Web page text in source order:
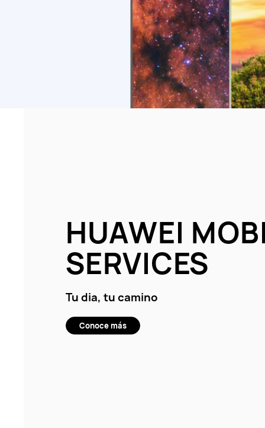
HUAWEI
SERVICES
Tu dia, tu camino
Conoce más